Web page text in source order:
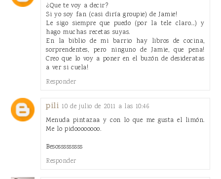
¿Que te voy a decir?
Si yo soy fan (casi diría groupie) de Jamie!
Le sigo siempre que puedo (por la tele claro...) y
hago muchas recetas suyas.
En la biblio de mi barrio hay libros de cocina,
sorprendentes, pero ninguno de Jamie, que pena!
Creo que lo voy a poner en el buzón de desideratas
a ver si cuela!
Responder
pili 10 de julio de 2011 a las 10:46
Menuda pintazaa y con lo que me gusta el limón.
Me lo pidoooooooo.
Besosssssssss
Responder